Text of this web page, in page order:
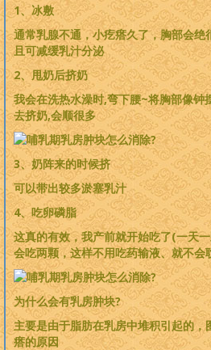
1、冰敷
通常乳腺不通，小疙瘩久了，胸部会
且可减缓乳汁分泌
2、甩奶后挤奶
我会在洗热水澡时,弯下腰~将胸部像钟
去挤奶,会顺很多
3、奶阵来的时候挤
可以带出较多淤塞乳汁
4、吃卵磷脂
这真的有效，我产前就开始吃了(一天
会吃两颗，这样不用吃药输液、就不会
为什么会有乳房肿块?
主要是由于脂肪在乳房中堆积引起的，
瘩的原因